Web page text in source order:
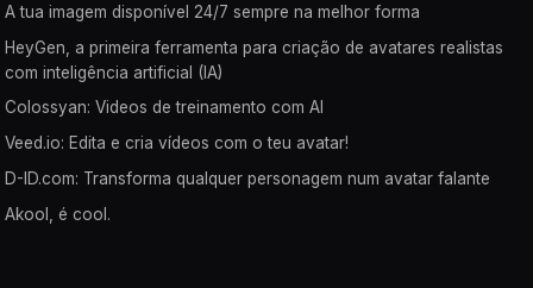
A tua imagem disponível 24/7 sempre na melhor forma
HeyGen, a primeira ferramenta para criação de avatares realistas
com inteligência artificial (IA)
Colossyan: Videos de treinamento com AI
Veed.io: Edita e cria vídeos com o teu avatar!
D-ID.com: Transforma qualquer personagem num avatar falante
Akool, é cool.